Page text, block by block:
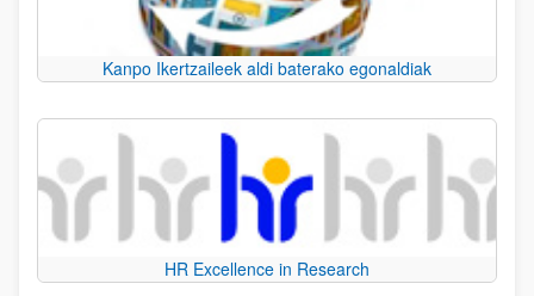
Kanpo Ikertzaileek aldi baterako egonaldiak
HR Excellence in Research